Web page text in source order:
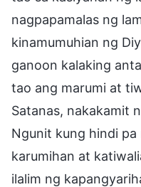
nagpapamalas ng
kinamumuhian ng
ganoon kalaking
tao ang marumi at
Satanas, nakakamit
Ngunit kung hindi
karumihan at
ilalim ng